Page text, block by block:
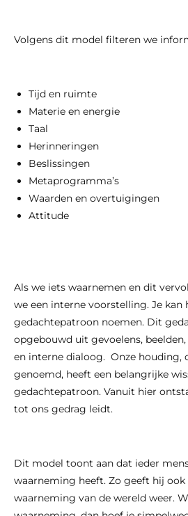
Volgens dit model filteren we
Tijd en ruimte
Materie en energie
Taal
Herinneringen
Beslissingen
Metaprogramma’s
Waarden en overtuigingen
Attitude
Als we iets waarnemen en dit
we een interne voorstelling. Je kan
gedachtepatroon noemen. Dit
opgebouwd uit gevoelens,
en interne dialoog. Onze houding,
genoemd, heeft een belangrijke
gedachtepatroon. Vanuit hier
tot ons gedrag leidt.
Dit model toont aan dat ieder
waarneming heeft. Zo geeft hij ook
waarneming van de wereld weer.